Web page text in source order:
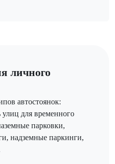
личного
автостоянок:
улиц для временного
парковки,
надземные паркинги,